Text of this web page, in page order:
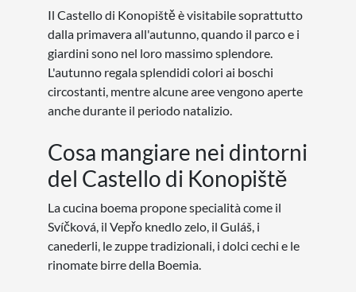
Il Castello di Konopiště è visitabile soprattutto
dalla primavera all'autunno, quando il parco e i
giardini sono nel loro massimo splendore.
L'autunno regala splendidi colori ai boschi
circostanti, mentre alcune aree vengono aperte
anche durante il periodo natalizio.
Cosa mangiare nei dintorni
del Castello di Konopiště
La cucina boema propone specialità come il
Svíčková, il Vepřo knedlo zelo, il Guláš, i
canederli, le zuppe tradizionali, i dolci cechi e le
rinomate birre della Boemia.